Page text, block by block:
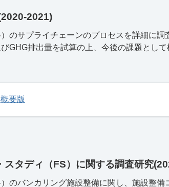
2021)
のサプライチェーンのプロセスを詳細に調
GHG排出量を試算の上、今後の課題とし
概要版
スタディ（FS）に関する調査研究
のバンカリング施設整備に関し、施設整備